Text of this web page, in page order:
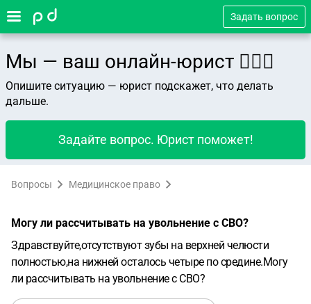
Задать вопрос
Мы — ваш онлайн-юрист 👨🏻‍⚖️
Опишите ситуацию — юрист подскажет, что делать
дальше.
Задайте вопрос. Юрист поможет!
Вопросы Медицинское право
Могу ли рассчитывать на увольнение с СВО?
Здравствуйте,отсутствуют зубы на верхней челюсти
полностью,на нижней осталось четыре по средине.Могу
ли рассчитывать на увольнение с СВО?